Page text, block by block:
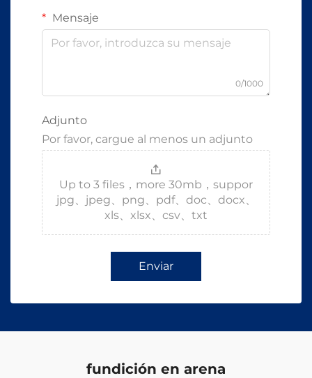
Mensaje
0/1000
Adjunto
Por favor, cargue al menos un adjunto
Up to 3 files，more 30mb，suppor
jpg、jpeg、png、pdf、doc、docx、
xls、xlsx、csv、txt
Enviar
fundición en arena